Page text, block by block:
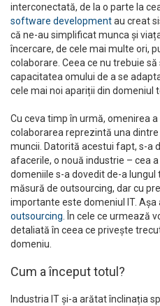
interconectată, de la o parte la
software developmentau creat
că ne-au simplificat munca și
încercare, de cele mai multe ori,
colaborare. Ceea ce nu trebuie
capacitatea omului de a se
cele mai noi apariții din domeniul
Cu ceva timp în urmă, omenirea
colaborarea reprezintă una
muncii. Datorită acestui fapt, s-a
afacerile, o nouă industrie – cea
domeniile s-a dovedit de-a
măsură de outsourcing, dar cu
importante este domeniul IT. Așa
outsourcing . În cele ce urmează
detaliată în ceea ce privește
domeniu.
Cum a început totul?
Industria IT și-a arătat înclinația